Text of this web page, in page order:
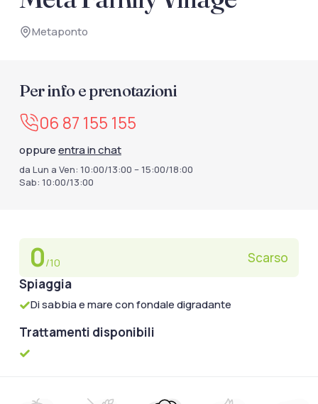
documenti di viaggio.
Metaponto
Per info e prenotazioni
06 87 155 155
oppureentra in chat
da Lun a Ven: 10:00/13:00 – 15:00/18:00
Sab: 10:00/13:00
0/10
Scarso
Spiaggia
Di sabbia e mare con fondale digradante
Trattamenti disponibili